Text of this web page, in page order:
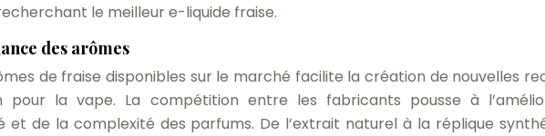
le meilleur e-liquide fraise.
des arômes
de fraise disponibles sur le marché facilite la création de nouvelles
pour la vape. La compétition entre les fabricants pousse à
et de la complexité des parfums. De l’extrait naturel à la réplique